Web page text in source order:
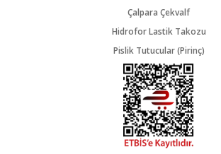
Çalpara Çekvalf
Hidrofor Lastik Takozu
Pislik Tutucular (Pirinç)